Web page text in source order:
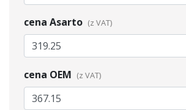
cena Asarto
cena OEM